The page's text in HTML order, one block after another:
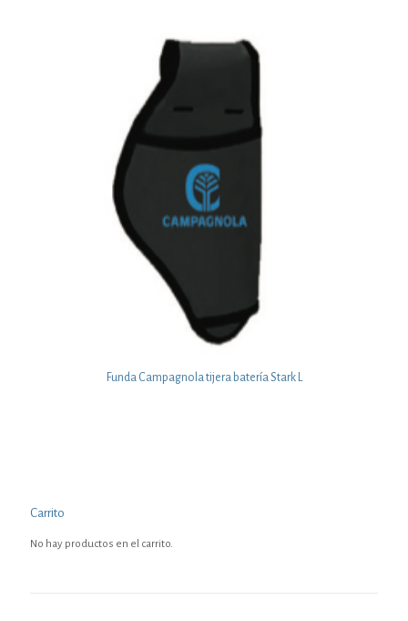
Funda Campagnola tijera batería Stark L
Carrito
No hay productos en el carrito.